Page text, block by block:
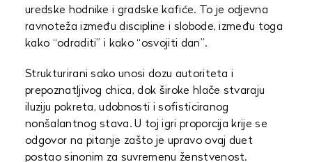
uredske hodnike i gradske kafiće. To je odjevna
ravnoteža između discipline i slobode, između toga
kako “odraditi” i kako “osvojiti dan”.
Strukturirani sako unosi dozu autoriteta i
prepoznatljivog chica, dok široke hlače stvaraju
iluziju pokreta, udobnosti i sofisticiranog
nonšalantnog stava. U toj igri proporcija krije se
odgovor na pitanje zašto je upravo ovaj duet
postao sinonim za suvremenu ženstvenost.